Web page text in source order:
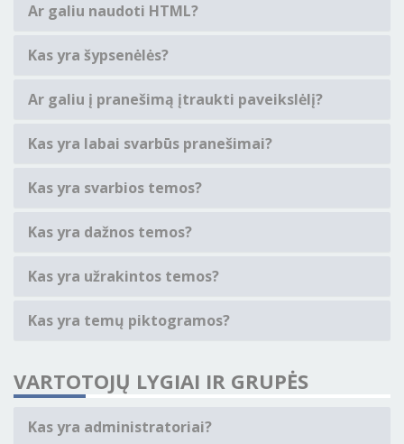
Ar galiu naudoti HTML?
Kas yra šypsenėlės?
Ar galiu į pranešimą įtraukti paveikslėlį?
Kas yra labai svarbūs pranešimai?
Kas yra svarbios temos?
Kas yra dažnos temos?
Kas yra užrakintos temos?
Kas yra temų piktogramos?
VARTOTOJŲ LYGIAI IR GRUPĖS
Kas yra administratoriai?